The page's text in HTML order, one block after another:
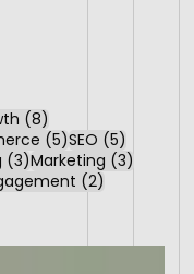
(8)
(5)5 Beiträge
SEO (5)
(3)3 Beiträge
Marketing (3)
(2)